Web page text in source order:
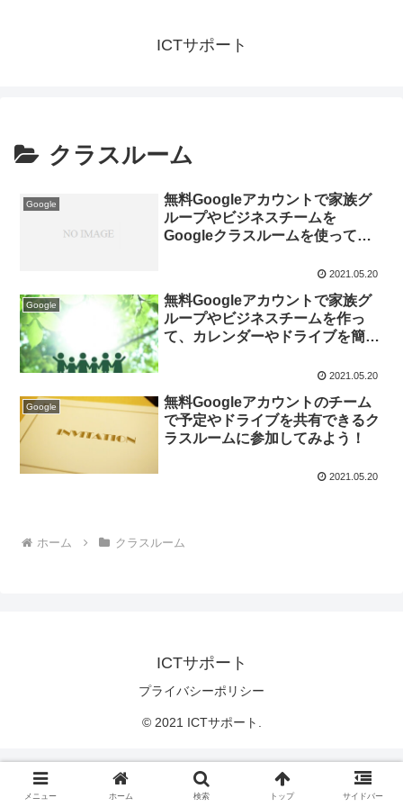
ICTサポート
クラスルーム
Google
無料Googleアカウントで家族グ
ループやビジネスチームを
Googleクラスルームを使って作
2021.05.20
Google
無料Googleアカウントで家族グ
ループやビジネスチームを作っ
て、カレンダーやドライブを簡単
2021.05.20
Google
無料Googleアカウントのチーム
で予定やドライブを共有できるク
ラスルームに参加してみよう！
2021.05.20
ホーム クラスルーム
ICTサポート
プライバシーポリシー
© 2021 ICTサポート.
メニュー ホーム 検索 トップ サイドバー